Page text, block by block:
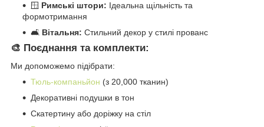
🪟 Римські штори: Ідеальна щільність та
формотримання
🛋️ Вітальня: Стильний декор у стилі прованс
🎨 Поєднання та комплекти:
Ми допоможемо підібрати:
Тюль-компаньйон (з 20,000 тканин)
Декоративні подушки в тон
Скатертину або доріжку на стіл